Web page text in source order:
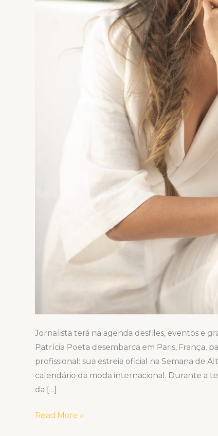
Jornalista terá na agenda desfiles, eventos e
Patrícia Poeta desembarca em Paris, França,
profissional: sua estreia oficial na Semana de
calendário da moda internacional. Durante a
da […]
Read More »